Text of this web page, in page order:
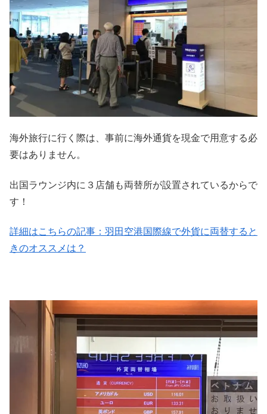
海外旅行に行く際は、事前に海外通貨を現金で用意する必
要はありません。
出国ラウンジ内に３店舗も両替所が設置されているからで
す！
詳細はこちらの記事：羽田空港国際線で外貨に両替すると
きのオススメは？